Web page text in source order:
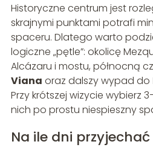
Historyczne centrum jest
skrajnymi punktami potrafi
spaceru. Dlatego warto
logiczne „pętle”: okolicę
Alcázaru i mostu, północną
Viana oraz dalszy wypad do
Przy krótszej wizycie wybierz
nich po prostu niespieszny
Na ile dni